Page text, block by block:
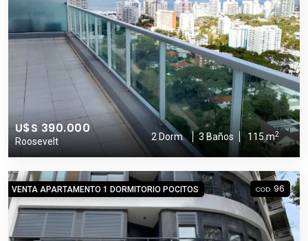
U$S 390.000
Roosevelt 2 Dorm. 3 Baños 115 m2
VENTA APARTAMENTO 1 DORMITORIO POCITOS COD. 96